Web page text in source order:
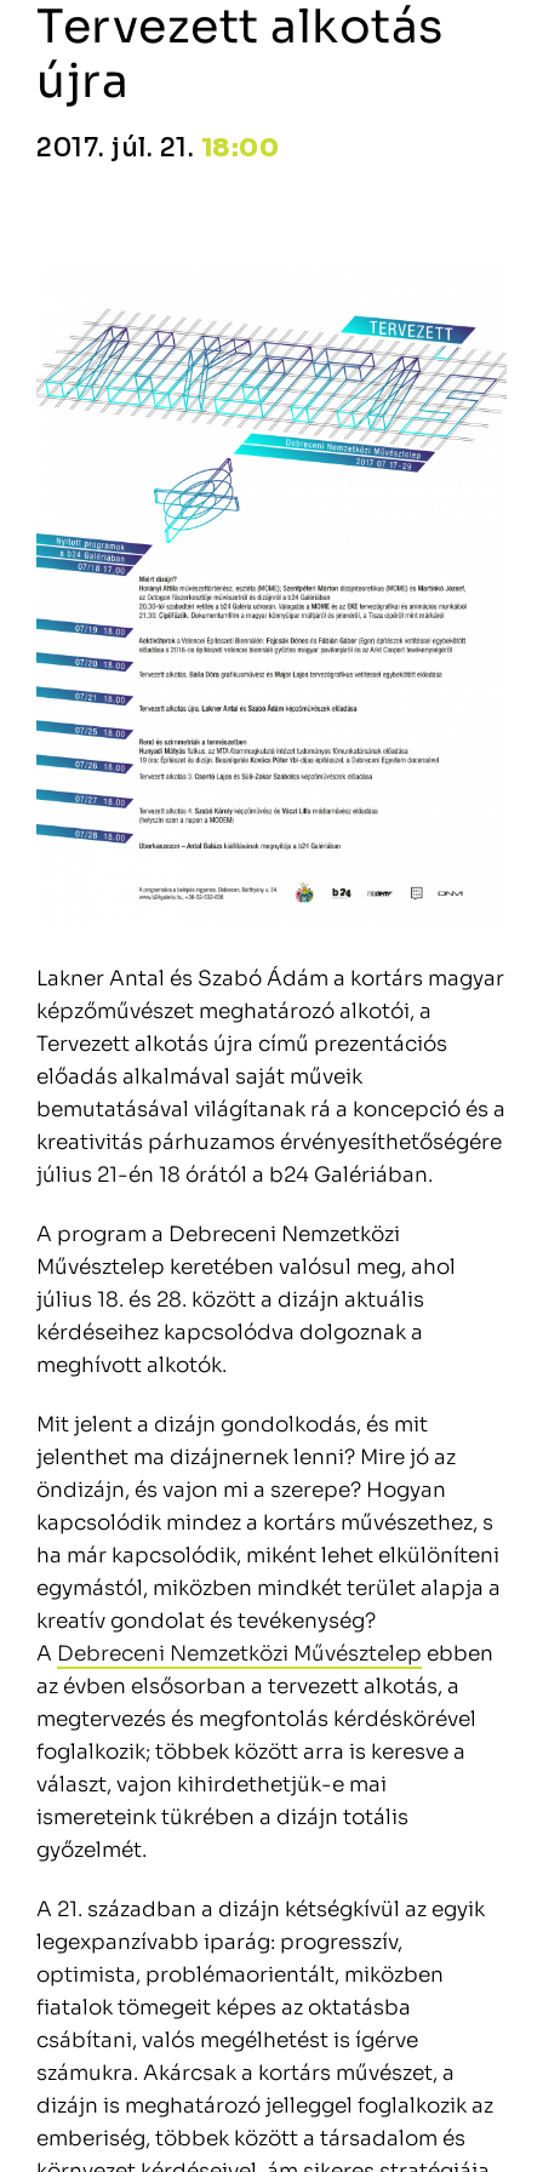
Tervezett alkotás
újra
2017. júl. 21. 18:00
Lakner Antal és Szabó Ádám a kortárs magyar
képzőművészet meghatározó alkotói, a
Tervezett alkotás újra című prezentációs
előadás alkalmával saját műveik
bemutatásával világítanak rá a koncepció és a
kreativitás párhuzamos érvényesíthetőségére
július 21-én 18 órától a b24 Galériában.
A program a Debreceni Nemzetközi
Művésztelep keretében valósul meg, ahol
július 18. és 28. között a dizájn aktuális
kérdéseihez kapcsolódva dolgoznak a
meghívott alkotók.
Mit jelent a dizájn gondolkodás, és mit
jelenthet ma dizájnernek lenni? Mire jó az
öndizájn, és vajon mi a szerepe? Hogyan
kapcsolódik mindez a kortárs művészethez, s
ha már kapcsolódik, miként lehet elkülöníteni
egymástól, miközben mindkét terület alapja a
kreatív gondolat és tevékenység?
A Debreceni Nemzetközi Művésztelep ebben
az évben elsősorban a tervezett alkotás, a
megtervezés és megfontolás kérdéskörével
foglalkozik; többek között arra is keresve a
választ, vajon kihirdethetjük-e mai
ismereteink tükrében a dizájn totális
győzelmét.
A 21. században a dizájn kétségkívül az egyik
legexpanzívabb iparág: progresszív,
optimista, problémaorientált, miközben
fiatalok tömegeit képes az oktatásba
csábítani, valós megélhetést is ígérve
számukra. Akárcsak a kortárs művészet, a
dizájn is meghatározó jelleggel foglalkozik az
emberiség, többek között a társadalom és